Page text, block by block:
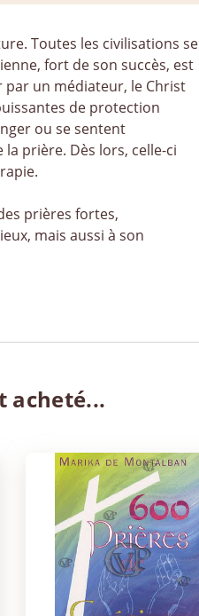
Toutes les civilisations se
fort de son succès, est
un médiateur, le Christ
de protection
ou se sentent
prière. Dès lors, celle-ci
prières fortes,
mais aussi à son
acheté...